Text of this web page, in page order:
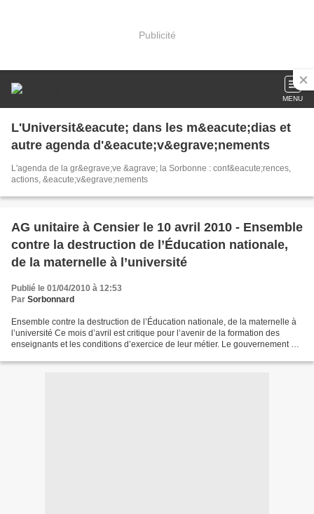
Publicité
MENU
L'Universit&eacute; dans les m&eacute;dias et
autre agenda d'&eacute;v&egrave;nements
L'agenda de la gr&egrave;ve &agrave; la Sorbonne : conf&eacute;rences,
actions, &eacute;v&egrave;nements
AG unitaire à Censier le 10 avril 2010 - Ensemble
contre la destruction de l’Éducation nationale,
de la maternelle à l’université
Publié le 01/04/2010 à 12:53
Par Sorbonnard
Ensemble contre la destruction de l’Éducation nationale, de la maternelle à
l’université Ce mois d’avril est critique pour l’avenir de la formation des
enseignants et les conditions d’exercice de leur métier. Le gouvernement est